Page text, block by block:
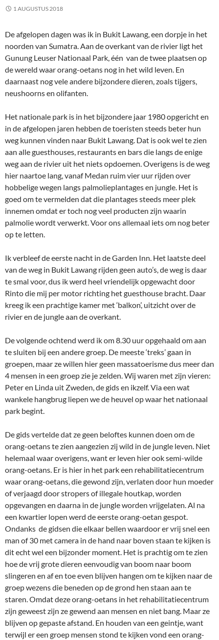
1 AUGUSTUS 2018
De afgelopen dagen was ik in Bukit Lawang, een dorpje in het
noorden van Sumatra. Aan de overkant van de rivier ligt het
Gunung Leuser Nationaal Park, één van de twee plaatsen op
de wereld waar orang-oetans nog in het wild leven. En
daarnaast nog vele andere bijzondere dieren, zoals tijgers,
neushoorns en olifanten.
Het nationale park is in het bijzondere jaar 1980 opgericht en
in de afgelopen jaren hebben de toeristen steeds beter hun
weg kunnen vinden naar Bukit Lawang. Dat is ook wel te zien
aan alle guesthouses, restaurants en bars die langs de enige
weg aan de rivier uit het niets opdoemen. Overigens is de weg
hier naartoe lang, vanaf Medan ruim vier uur rijden over
hobbelige wegen langs palmolieplantages en jungle. Het is
goed om te vermelden dat die plantages steeds meer plek
innemen omdat er toch nog veel producten zijn waarin
palmolie wordt verwerkt. Voor ons allemaal iets om nog beter
op te letten.
Ik verbleef de eerste nacht in de Garden Inn. Het laatste deel
van de weg in Bukit Lawang rijden geen auto’s, de weg is daar
te smal voor, dus ik werd heel vriendelijk opgewacht door
Rinto die mij per motor richting het guesthouse bracht. Daar
kreeg ik een prachtige kamer met ‘balkon’, uitzicht over de
rivier en de jungle aan de overkant.
De volgende ochtend werd ik om 8.30 uur opgehaald om aan
te sluiten bij een andere groep. De meeste ‘treks’ gaan in
groepen, maar ze willen hier geen massatoerisme dus meer dan
4 mensen in een groep zie je zelden. Wij waren met zijn vieren:
Peter en Linda uit Zweden, de gids en ikzelf. Via een wat
wankele hangbrug liepen we de heuvel op waar het nationaal
park begint.
De gids vertelde dat ze geen beloftes kunnen doen om de
orang-oetans te zien aangezien zij wild in de jungle leven. Niet
helemaal waar overigens, want er leven hier ook semi-wilde
orang-oetans. Er is hier in het park een rehabilitatiecentrum
waar orang-oetans, die gewond zijn, verlaten door hun moeder
of verjaagd door stropers of illegale houtkap, worden
opgevangen en daarna in de jungle worden vrijgelaten. Al na
een kwartier lopen werd de eerste orang-oetan gespot.
Ondanks de gidsen die elkaar bellen waardoor er vrij snel een
man of 30 met camera in de hand naar boven staan te kijken is
dit echt wel een bijzonder moment. Het is prachtig om te zien
hoe de vrij grote dieren eenvoudig van boom naar boom
slingeren en af en toe even blijven hangen om te kijken naar de
groep wezens die beneden op de grond hen staan aan te
staren. Omdat deze orang-oetans in het rehabilitatiecentrum
zijn geweest zijn ze gewend aan mensen en niet bang. Maar ze
blijven op gepaste afstand. En houden van een geintje, want
terwijl er een groep mensen stond te kijken vond een orang-